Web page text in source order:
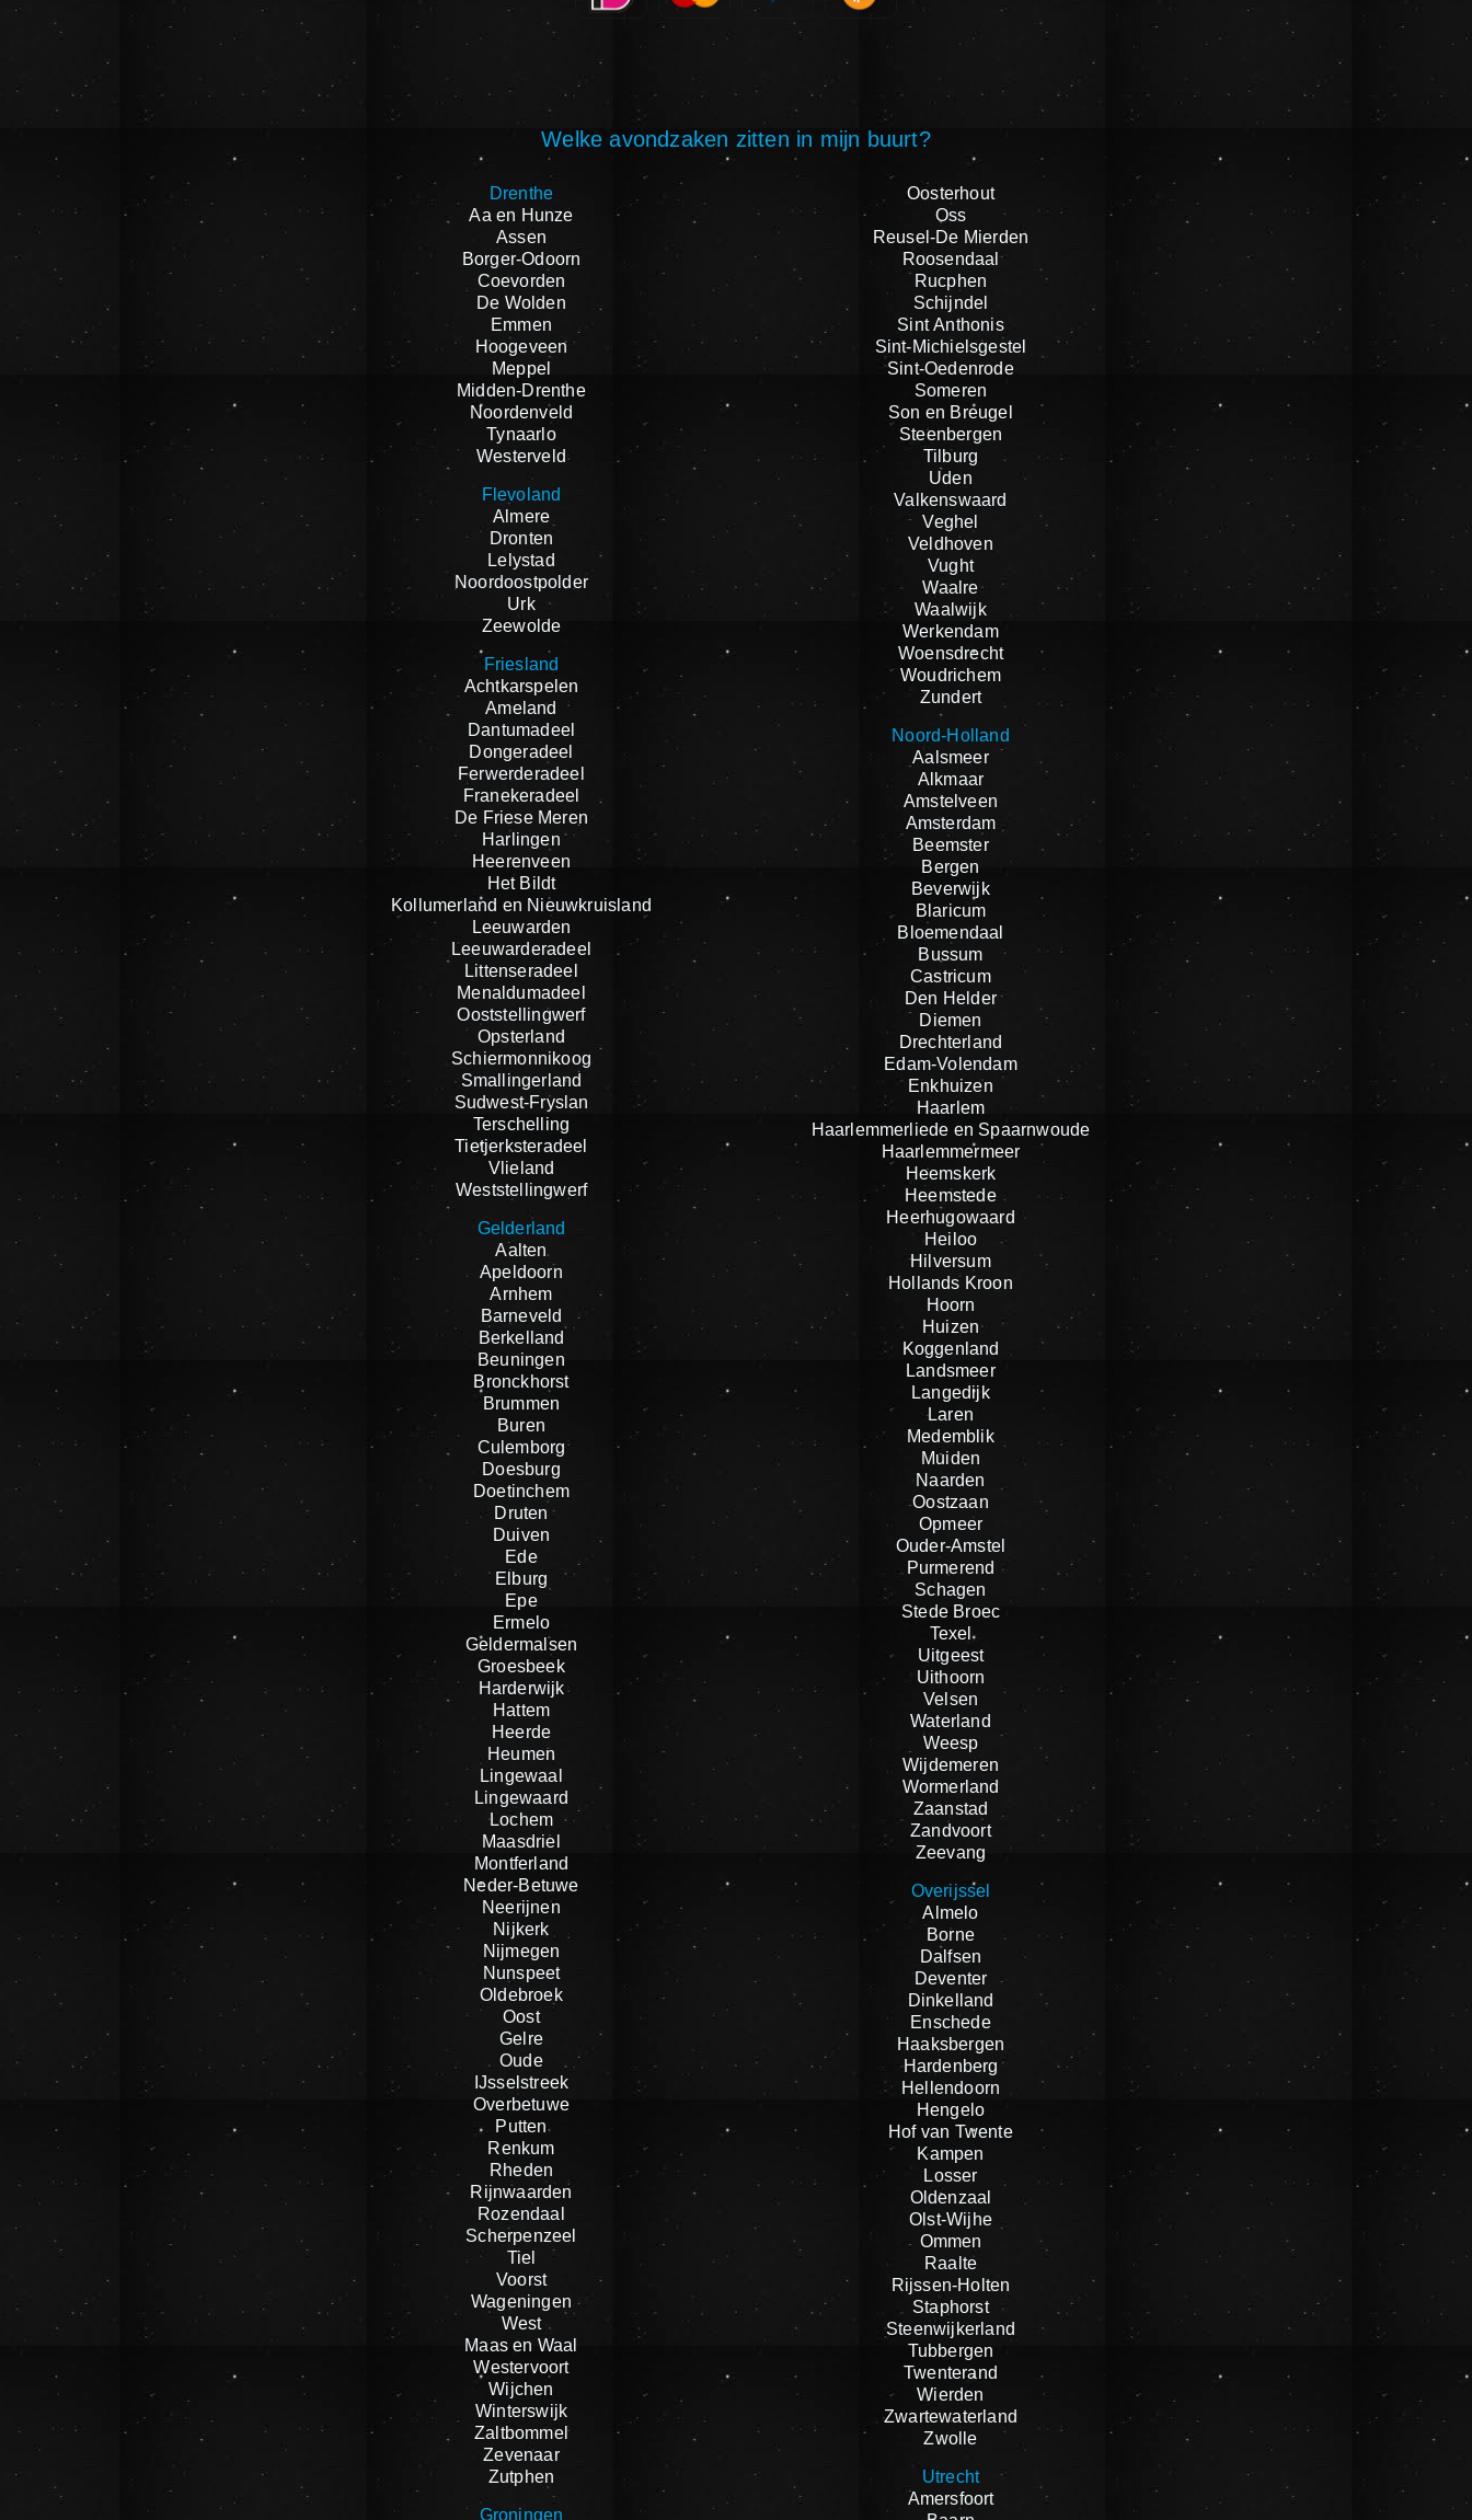
Welke avondzaken zitten in mijn buurt?
Drenthe
Aa en Hunze
Assen
Borger-Odoorn
Coevorden
De Wolden
Emmen
Hoogeveen
Meppel
Midden-Drenthe
Noordenveld
Tynaarlo
Westerveld
Flevoland
Almere
Dronten
Lelystad
Noordoostpolder
Urk
Zeewolde
Friesland
Achtkarspelen
Ameland
Dantumadeel
Dongeradeel
Ferwerderadeel
Franekeradeel
De Friese Meren
Harlingen
Heerenveen
Het Bildt
Kollumerland en Nieuwkruisland
Leeuwarden
Leeuwarderadeel
Littenseradeel
Menaldumadeel
Ooststellingwerf
Opsterland
Schiermonnikoog
Smallingerland
Sudwest-Fryslan
Terschelling
Tietjerksteradeel
Vlieland
Weststellingwerf
Gelderland
Aalten
Apeldoorn
Arnhem
Barneveld
Berkelland
Beuningen
Bronckhorst
Brummen
Buren
Culemborg
Doesburg
Doetinchem
Druten
Duiven
Ede
Elburg
Epe
Ermelo
Geldermalsen
Groesbeek
Harderwijk
Hattem
Heerde
Heumen
Lingewaal
Lingewaard
Lochem
Maasdriel
Montferland
Neder-Betuwe
Neerijnen
Nijkerk
Nijmegen
Nunspeet
Oldebroek
Oost
Gelre
Oude
IJsselstreek
Overbetuwe
Putten
Renkum
Rheden
Rijnwaarden
Rozendaal
Scherpenzeel
Tiel
Voorst
Wageningen
West
Maas en Waal
Westervoort
Wijchen
Winterswijk
Zaltbommel
Zevenaar
Zutphen
Groningen
Oosterhout
Oss
Reusel-De Mierden
Roosendaal
Rucphen
Schijndel
Sint Anthonis
Sint-Michielsgestel
Sint-Oedenrode
Someren
Son en Breugel
Steenbergen
Tilburg
Uden
Valkenswaard
Veghel
Veldhoven
Vught
Waalre
Waalwijk
Werkendam
Woensdrecht
Woudrichem
Zundert
Noord-Holland
Aalsmeer
Alkmaar
Amstelveen
Amsterdam
Beemster
Bergen
Beverwijk
Blaricum
Bloemendaal
Bussum
Castricum
Den Helder
Diemen
Drechterland
Edam-Volendam
Enkhuizen
Haarlem
Haarlemmerliede en Spaarnwoude
Haarlemmermeer
Heemskerk
Heemstede
Heerhugowaard
Heiloo
Hilversum
Hollands Kroon
Hoorn
Huizen
Koggenland
Landsmeer
Langedijk
Laren
Medemblik
Muiden
Naarden
Oostzaan
Opmeer
Ouder-Amstel
Purmerend
Schagen
Stede Broec
Texel
Uitgeest
Uithoorn
Velsen
Waterland
Weesp
Wijdemeren
Wormerland
Zaanstad
Zandvoort
Zeevang
Overijssel
Almelo
Borne
Dalfsen
Deventer
Dinkelland
Enschede
Haaksbergen
Hardenberg
Hellendoorn
Hengelo
Hof van Twente
Kampen
Losser
Oldenzaal
Olst-Wijhe
Ommen
Raalte
Rijssen-Holten
Staphorst
Steenwijkerland
Tubbergen
Twenterand
Wierden
Zwartewaterland
Zwolle
Utrecht
Amersfoort